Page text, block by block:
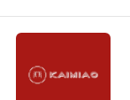
MAPA
SITE